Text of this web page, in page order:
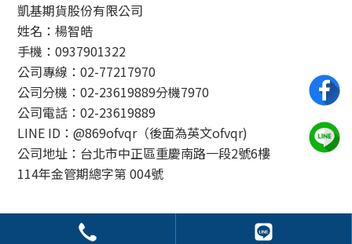
凱基期貨股份有限公司
姓名：楊智皓
手機：0937901322
公司專線：02-77217970
公司分機：02-23619889分機7970
公司電話：02-23619889
LINE ID：@869ofvqr（後面為英文ofvqr)
公司地址：台北市中正區重慶南路一段2號6樓
114年金管期總字第 004號